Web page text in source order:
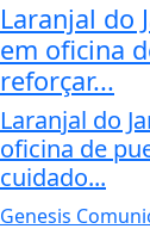
Laranjal do
em oficina
reforçar...
Laranjal do
oficina de
cuidado...
Genesis